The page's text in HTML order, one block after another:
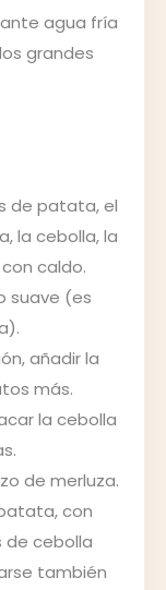
agua fría
grandes
de patata, el
la cebolla, la
con caldo.
suave (es
añadir la
más.
la cebolla
de merluza.
con
de cebolla
también